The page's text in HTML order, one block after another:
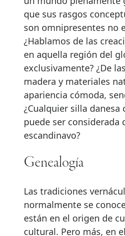
que sus rasgos
son omnipresentes no
¿Hablamos de las
en aquella región del
exclusivamente? ¿De
madera y materiales
apariencia cómoda,
¿Cualquier silla danesa
puede ser considerada
escandinavo?
Genealogía
Las tradiciones
normalmente se
están en el origen de
cultural. Pero más, en